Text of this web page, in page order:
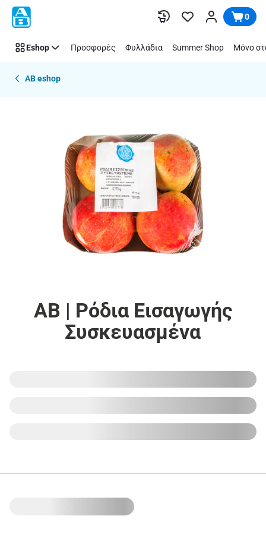
Παράλειψη 0
Eshop Προσφορές Φυλλάδια Summer Shop Μόνο
AB eshop
ΑΒ | Ρόδια Εισαγωγής
Συσκευασμένα